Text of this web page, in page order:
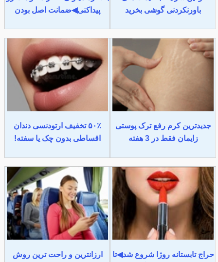
باورنکردنی گوشی بخرید
پیداکنی◀ضمانت اصل بودن
جدیدترین کرم رفع ترک پوستی
زایمان فقط در 3 هفته
۵۰٪ تخفیف ارتودنسی دندان
اقساطی بدون چک یا سفته!
حراج تابستانه روژا شروع شد◀تا
ارزانترین و راحت ترین روش